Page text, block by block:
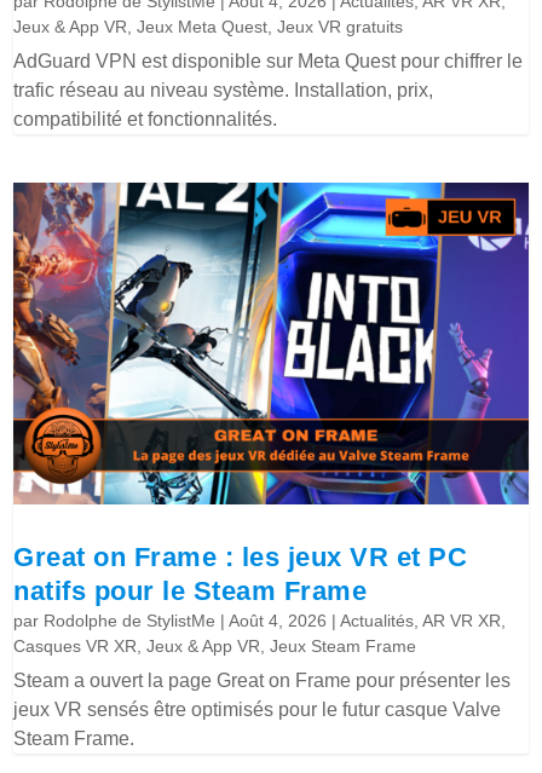
Jeux & App VR,Jeux Meta Quest,Jeux VR gratuits
AdGuard VPN est disponible sur Meta Quest pour chiffrer le
trafic réseau au niveau système. Installation, prix,
compatibilité et fonctionnalités.
Great on Frame : les jeux VR et PC
natifs pour le Steam Frame
par Rodolphe de StylistMe |Août 4, 2026 |Actualités,AR VR XR,
Casques VR XR,Jeux & App VR,Jeux Steam Frame
Steam a ouvert la page Great on Frame pour présenter les
jeux VR sensés être optimisés pour le futur casque Valve
Steam Frame.